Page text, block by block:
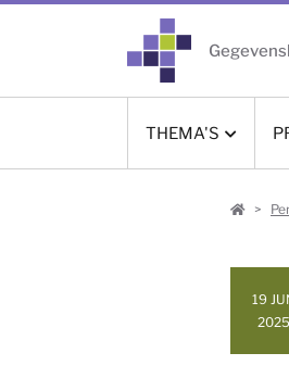
THEMA'S
Burger
19
2025